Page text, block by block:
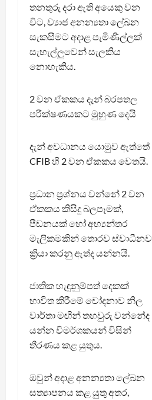
තනතුරු දරා ඇති අයෙකු වන
විට, ව්‍යාජ අනන්‍යතා ලේඛන
සැකසීමට අදාළ පැමිණිල්ලක්
සැහැල්ලුවෙන් සැලකිය
නොහැකිය.
2 වන ඒකකය දැන් බරපතල
පරීක්ෂණයකට මුහුණ දෙයි
දැන් අවධානය යොමුව ඇත්තේ
CFIB හි 2 වන ඒකකය වෙතයි.
ප්‍රධාන ප්‍රශ්නය වන්නේ 2 වන
ඒකකය කිසිදු බලපෑමක්,
පීඩනයක් හෝ අභ්‍යන්තර
මැලිකමකින් තොරව ස්වාධීනව
ක්‍රියා කරනු ඇත්ද යන්නයි.
ජාතික හැඳුනුම්පත් දෙකක්
භාවිත කිරීමේ චෝදනාව නිල
වාර්තා මඟින් තහවුරු වන්නේද
යන්න විමර්ශකයන් විසින්
තීරණය කළ යුතුය.
ඔවුන් අදාළ අනන්‍යතා ලේඛන
සත්‍යාපනය කළ යුතු අතර,